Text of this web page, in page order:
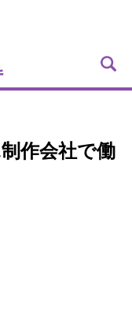
作会社で働